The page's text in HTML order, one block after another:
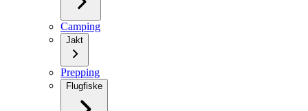
Camping
Jakt
Prepping
Flugfiske